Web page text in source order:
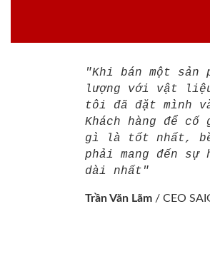
"Khi bán một sản
lượng với vật
tôi đã đặt mình
Khách hàng để cố
gì là tốt nhất,
phải mang đến
dài nhất"
Trần Văn Lãm / CEO